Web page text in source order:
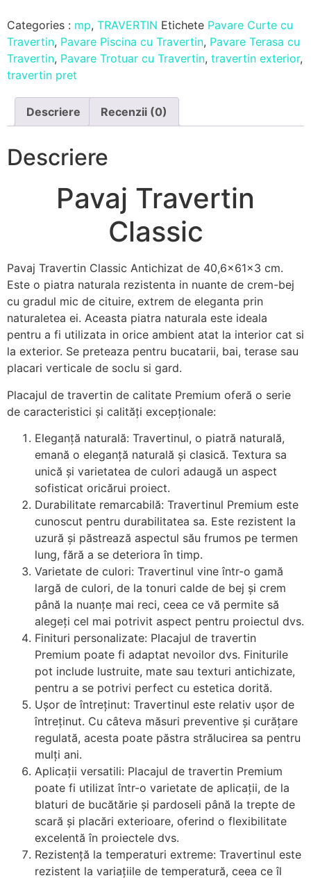
Categories : mp, TRAVERTIN Etichete Pavare Curte cu
Travertin, Pavare Piscina cu Travertin, Pavare Terasa cu
Travertin, Pavare Trotuar cu Travertin, travertin exterior,
travertin pret
Descriere Recenzii (0)
Descriere
Pavaj Travertin
Classic
Pavaj Travertin Classic Antichizat de 40,6x61x3 cm.
Este o piatra naturala rezistenta in nuante de crem-bej
cu gradul mic de cituire, extrem de eleganta prin
naturaletea ei. Aceasta piatra naturala este ideala
pentru a fi utilizata in orice ambient atat la interior cat si
la exterior. Se preteaza pentru bucatarii, bai, terase sau
placari verticale de soclu si gard.
Placajul de travertin de calitate Premium oferă o serie
de caracteristici și calități excepționale:
Eleganță naturală: Travertinul, o piatră naturală,
emană o eleganță naturală și clasică. Textura sa
unică și varietatea de culori adaugă un aspect
sofisticat oricărui proiect.
Durabilitate remarcabilă: Travertinul Premium este
cunoscut pentru durabilitatea sa. Este rezistent la
uzură și păstrează aspectul său frumos pe termen
lung, fără a se deteriora în timp.
Varietate de culori: Travertinul vine într-o gamă
largă de culori, de la tonuri calde de bej și crem
până la nuanțe mai reci, ceea ce vă permite să
alegeți cel mai potrivit aspect pentru proiectul dvs.
Finituri personalizate: Placajul de travertin
Premium poate fi adaptat nevoilor dvs. Finiturile
pot include lustruite, mate sau texturi antichizate,
pentru a se potrivi perfect cu estetica dorită.
Ușor de întreținut: Travertinul este relativ ușor de
întreținut. Cu câteva măsuri preventive și curățare
regulată, acesta poate păstra strălucirea sa pentru
mulți ani.
Aplicații versatili: Placajul de travertin Premium
poate fi utilizat într-o varietate de aplicații, de la
blaturi de bucătărie și pardoseli până la trepte de
scară și placări exterioare, oferind o flexibilitate
excelentă în proiectele dvs.
Rezistență la temperaturi extreme: Travertinul este
rezistent la variațiile de temperatură, ceea ce îl